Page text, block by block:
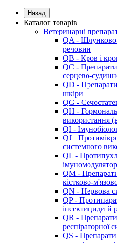
Назад
Каталог товарів
Ветеринарні
QA -
речовин
QB - Кров і
QC -
серцево-
QD -
шкіри
QG -
QH -
використання
QI -
QJ -
системного
QL -
QM -
кістково-
QN - Нервова
QP -
інсектициди й
QR -
респіраторної
QS - Препарати